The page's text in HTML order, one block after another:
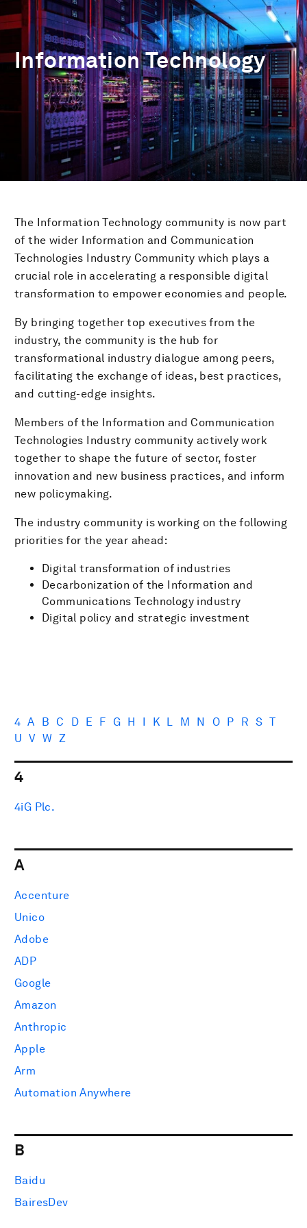
Information Technology
The Information Technology community is now part
of the wider Information and Communication
Technologies Industry Community which plays a
crucial role in accelerating a responsible digital
transformation to empower economies and people.
By bringing together top executives from the
industry, the community is the hub for
transformational industry dialogue among peers,
facilitating the exchange of ideas, best practices,
and cutting-edge insights.
Members of the Information and Communication
Technologies Industry community actively work
together to shape the future of sector, foster
innovation and new business practices, and inform
new policymaking.
The industry community is working on the following
priorities for the year ahead:
Digital transformation of industries
Decarbonization of the Information and
Communications Technology industry
Digital policy and strategic investment
4 A B C D E F G H I K L M N O P R S T
U
V W Z
4
4iG Plc.
A
Accenture
Unico
Adobe
ADP
Google
Amazon
Anthropic
Apple
Arm
Automation Anywhere
B
Baidu
BairesDev